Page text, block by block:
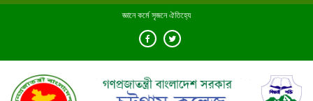
Skip
জ্ঞানে কর্মে সৃজনে ঐতিহ্যে